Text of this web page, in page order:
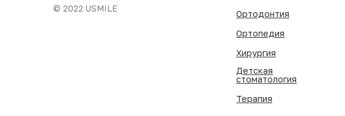
© 2022 USMILE
Ортодонтия
Ортопедия
Хирургия
Детская
стоматология
Терапия